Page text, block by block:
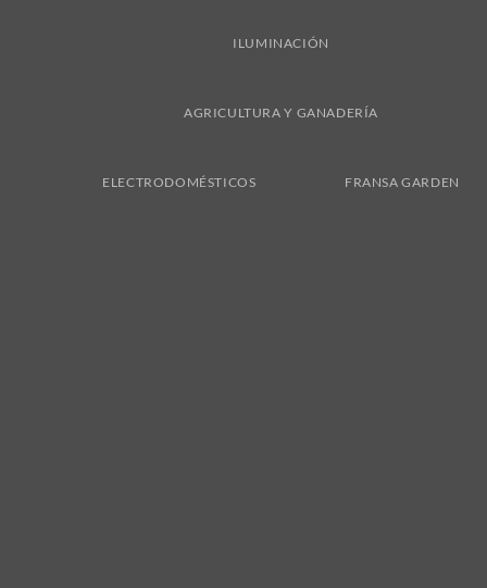
ILUMINACIÓN
AGRICULTURA Y GANADERÍA
ELECTRODOMÉSTICOS FRANSA GARDEN